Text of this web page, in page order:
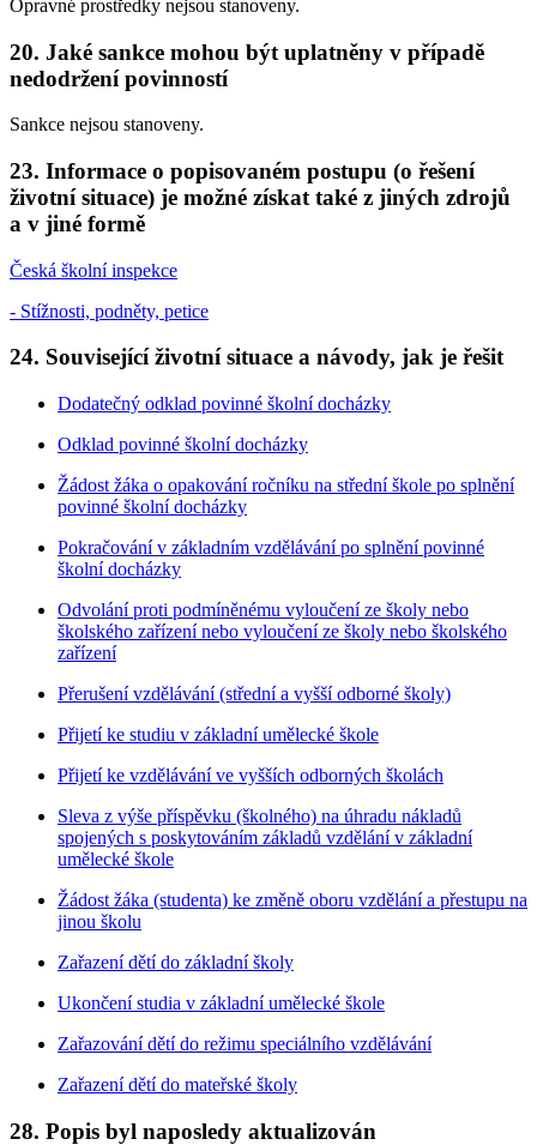
Opravné prostředky nejsou stanoveny.
20. Jaké sankce mohou být uplatněny v případě
nedodržení povinností
Sankce nejsou stanoveny.
23. Informace o popisovaném postupu (o řešení
životní situace) je možné získat také z jiných zdrojů
a v jiné formě
Česká školní inspekce
- Stížnosti, podněty, petice
24. Související životní situace a návody, jak je řešit
Dodatečný odklad povinné školní docházky
Odklad povinné školní docházky
Žádost žáka o opakování ročníku na střední škole po splnění
povinné školní docházky
Pokračování v základním vzdělávání po splnění povinné
školní docházky
Odvolání proti podmíněnému vyloučení ze školy nebo
školského zařízení nebo vyloučení ze školy nebo školského
zařízení
Přerušení vzdělávání (střední a vyšší odborné školy)
Přijetí ke studiu v základní umělecké škole
Přijetí ke vzdělávání ve vyšších odborných školách
Sleva z výše příspěvku (školného) na úhradu nákladů
spojených s poskytováním základů vzdělání v základní
umělecké škole
Žádost žáka (studenta) ke změně oboru vzdělání a přestupu na
jinou školu
Zařazení dětí do základní školy
Ukončení studia v základní umělecké škole
Zařazování dětí do režimu speciálního vzdělávání
Zařazení dětí do mateřské školy
28. Popis byl naposledy aktualizován